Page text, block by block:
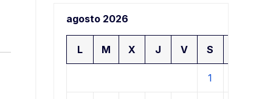
agosto 2026
L M X J V S
1